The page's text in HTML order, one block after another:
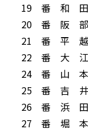
19 番 和
20 番 阪
21 番 平
22 番 大
24 番 山
25 番 吉
26 番 浜
27 番 堀